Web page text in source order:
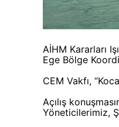
AİHM Kararları
Ege Bölge
CEM Vakfı,
Açılış
Yöneticilerimiz,